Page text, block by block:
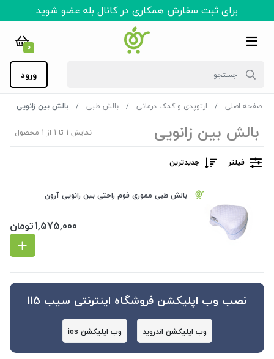
برای ثبت سفارش همکاری در کانال بله عضو شوید
0
ورود
صفحه اصلی ارتوپدی و کمک درمانی بالش طبی بالش بین زانویی
بالش بین زانویی نمایش 1 تا 1 از 1 محصول
فیلتر جدیدترین
بالش طبی مموری فوم راحتی بین زانویی آرون
1,575,000تومان
نصب وب اپلیکشن فروشگاه اینترنتی سیب 115
وب اپلیکشن اندروید وب اپلیکشن ios